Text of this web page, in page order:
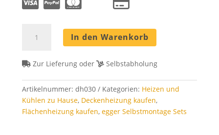
Deckenheizung
m²
Rohrabstand
8
cm
In den Warenkorb
Zur Lieferung oder Selbstabholung
Artikelnummer: dh030 Kategorien: Heizen und
Kühlen zu Hause, Deckenheizung kaufen,
Flächenheizung kaufen, egger Selbstmontage Sets